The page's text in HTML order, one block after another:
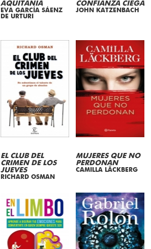
AQUITANIA
EVA GARCÍA SÁENZ
DE URTURI
CONFIANZA CIEGA
JOHN KATZENBACH
EL CLUB DEL
CRIMEN DE LOS
JUEVES
RICHARD OSMAN
MUJERES QUE NO
PERDONAN
CAMILLA LÄCKBERG